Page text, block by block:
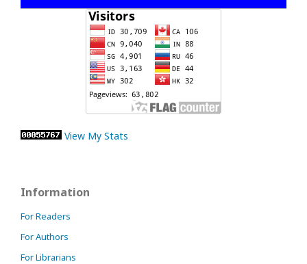
View My Stats
Information
For Readers
For Authors
For Librarians